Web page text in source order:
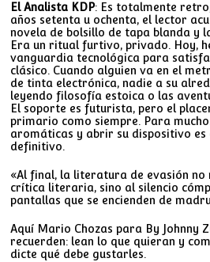
El Analista KDP: Es totalmente
años setenta u ochenta, el lector
novela de bolsillo de tapa blanda y
Era un ritual furtivo, privado. Hoy,
vanguardia tecnológica para
clásico. Cuando alguien va en el
de tinta electrónica, nadie a su
leyendo filosofía estoica o las
El soporte es futurista, pero el
primario como siempre. Para
aromáticas y abrir su dispositivo es
definitivo.
«Al final, la literatura de evasión no
crítica literaria, sino al silencio
pantallas que se encienden de
Aquí Mario Chozas para By Johnny
recuerden: lean lo que quieran y
dicte qué debe gustarles.